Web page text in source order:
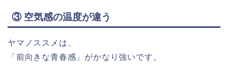
③ 空気感の温度が違う
ヤマノススメは、
「前向きな青春感」がかなり強いです。